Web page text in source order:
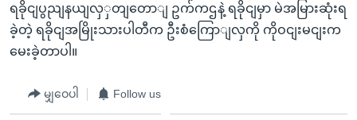
ရခိုငျပွညျနယျလှှတျတောျ ဥက်ကဌနဲ့ ရခိုငျမှာ မဲအမြားဆုံးရ
ခဲ့တဲ့ ရခိုငျအမြိုးသားပါတီက ဦးစံကြောျလှကို ကိုဝငျးမငျးက
မေးခဲ့တာပါ။
မျှဝေပါ Follow us